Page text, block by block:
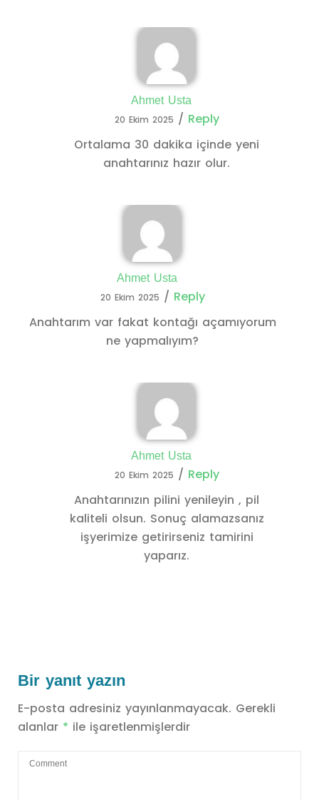
Ahmet Usta
20 Ekim 2025 / Reply
Ortalama 30 dakika içinde yeni
anahtarınız hazır olur.
Ahmet Usta
20 Ekim 2025 / Reply
Anahtarım var fakat kontağı açamıyorum
ne yapmalıyım?
Ahmet Usta
20 Ekim 2025 / Reply
Anahtarınızın pilini yenileyin , pil
kaliteli olsun. Sonuç alamazsanız
işyerimize getirirseniz tamirini
yaparız.
Bir yanıt yazın
E-posta adresiniz yayınlanmayacak. Gerekli
alanlar * ile işaretlenmişlerdir